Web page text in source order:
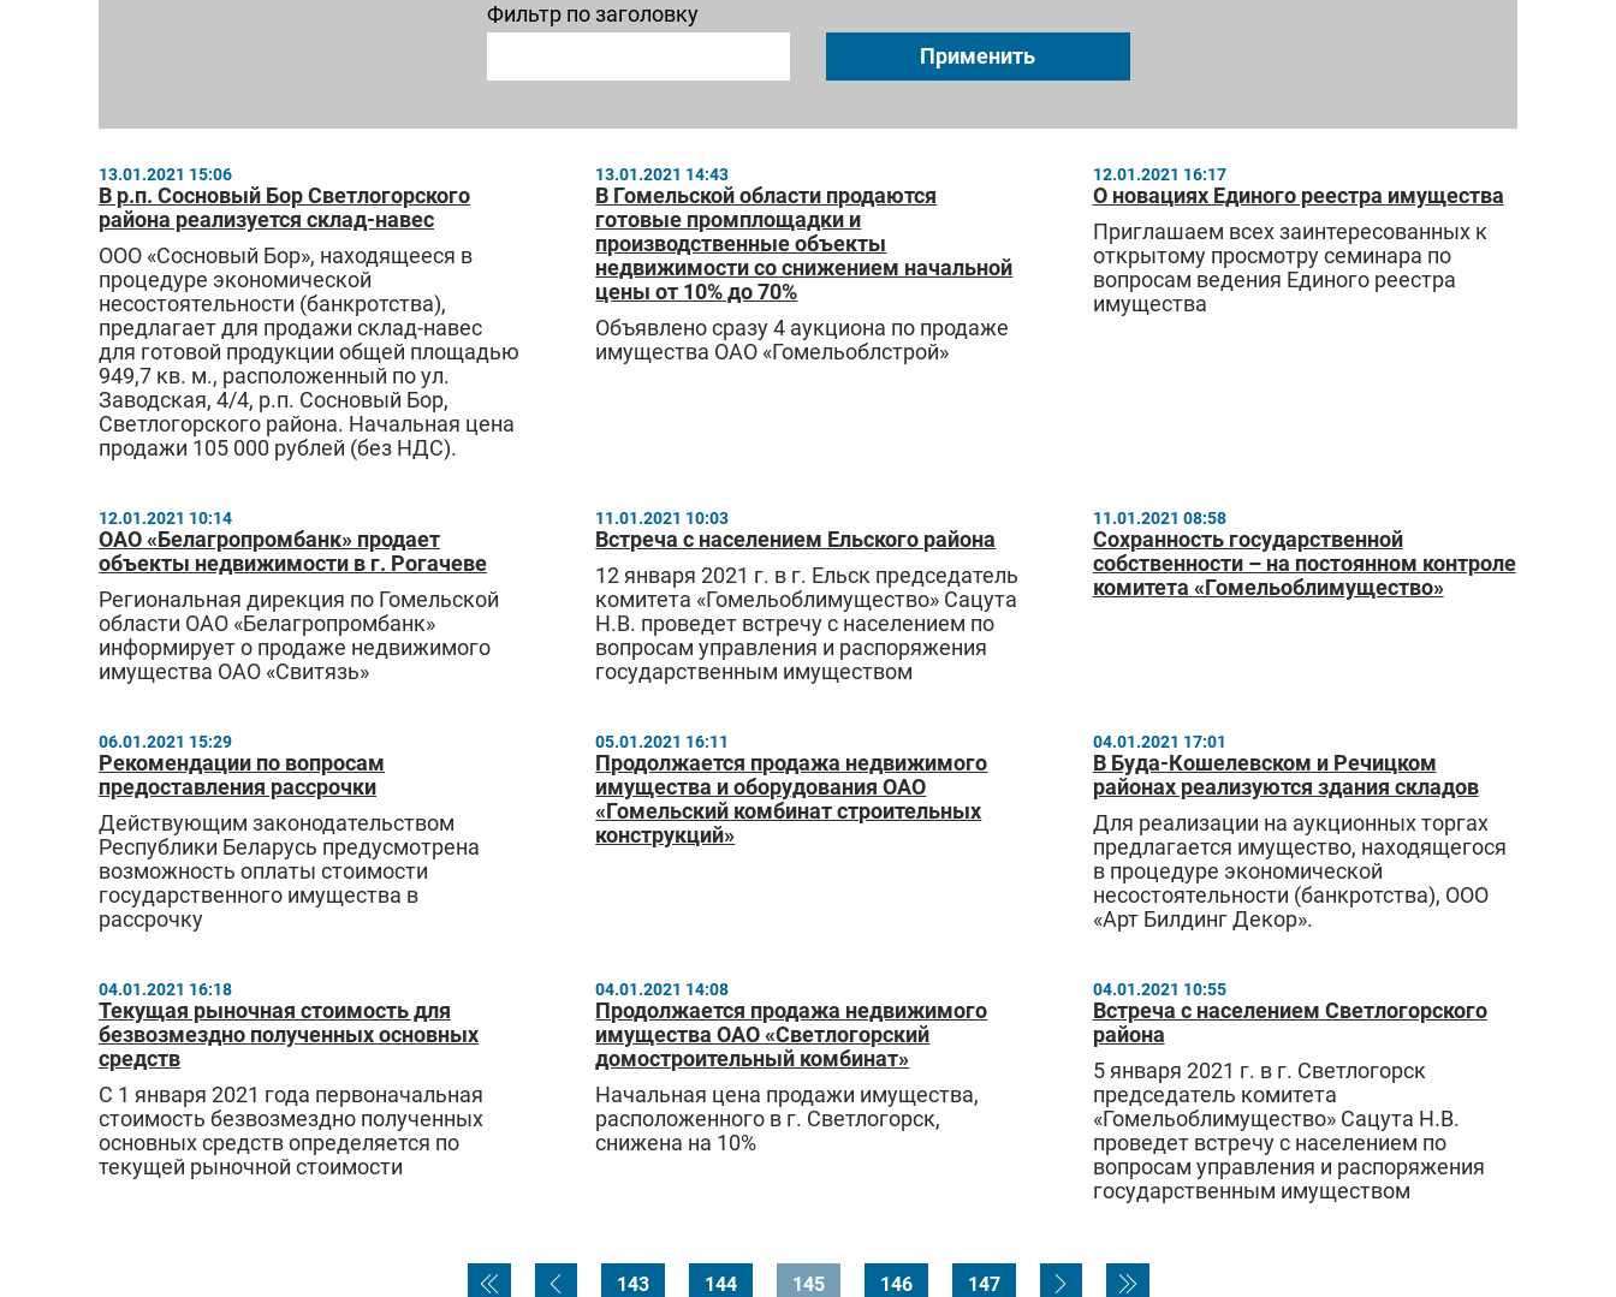
Фильтр по заголовку
Применить
13.01.2021 15:06
В р.п. Сосновый Бор Светлогорского
района реализуется склад-навес
ООО «Сосновый Бор», находящееся в
процедуре экономической
несостоятельности (банкротства),
предлагает для продажи склад-навес
для готовой продукции общей площадью
949,7 кв. м., расположенный по ул.
Заводская, 4/4, р.п. Сосновый Бор,
Светлогорского района. Начальная цена
продажи 105 000 рублей (без НДС).
13.01.2021 14:43
В Гомельской области продаются
готовые промплощадки и
производственные объекты
недвижимости со снижением начальной
цены от 10% до 70%
Объявлено сразу 4 аукциона по продаже
имущества ОАО «Гомельоблстрой»
12.01.2021 16:17
О новациях Единого реестра имущества
Приглашаем всех заинтересованных к
открытому просмотру семинара по
вопросам ведения Единого реестра
имущества
12.01.2021 10:14
ОАО «Белагропромбанк» продает
объекты недвижимости в г. Рогачеве
Региональная дирекция по Гомельской
области ОАО «Белагропромбанк»
информирует о продаже недвижимого
имущества ОАО «Свитязь»
11.01.2021 10:03
Встреча с населением Ельского района
12 января 2021 г. в г. Ельск председатель
комитета «Гомельоблимущество» Сацута
Н.В. проведет встречу с населением по
вопросам управления и распоряжения
государственным имуществом
11.01.2021 08:58
Сохранность государственной
собственности – на постоянном контроле
комитета «Гомельоблимущество»
06.01.2021 15:29
Рекомендации по вопросам
предоставления рассрочки
Действующим законодательством
Республики Беларусь предусмотрена
возможность оплаты стоимости
государственного имущества в
рассрочку
05.01.2021 16:11
Продолжается продажа недвижимого
имущества и оборудования ОАО
«Гомельский комбинат строительных
конструкций»
04.01.2021 17:01
В Буда-Кошелевском и Речицком
районах реализуются здания складов
Для реализации на аукционных торгах
предлагается имущество, находящегося
в процедуре экономической
несостоятельности (банкротства), ООО
«Арт Билдинг Декор».
04.01.2021 16:18
Текущая рыночная стоимость для
безвозмездно полученных основных
средств
C 1 января 2021 года первоначальная
стоимость безвозмездно полученных
основных средств определяется по
текущей рыночной стоимости
04.01.2021 14:08
Продолжается продажа недвижимого
имущества ОАО «Светлогорский
домостроительный комбинат»
Начальная цена продажи имущества,
расположенного в г. Светлогорск,
снижена на 10%
04.01.2021 10:55
Встреча с населением Светлогорского
района
5 января 2021 г. в г. Светлогорск
председатель комитета
«Гомельоблимущество» Сацута Н.В.
проведет встречу с населением по
вопросам управления и распоряжения
государственным имуществом
143 144 145 146 147